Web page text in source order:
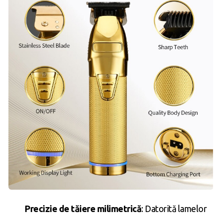
Precizie de tăiere milimetrică: Datorită lamelor